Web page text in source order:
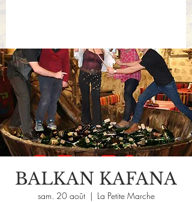
BALKAN KAFANA
sam. 20 août
  |
La Petite Marche